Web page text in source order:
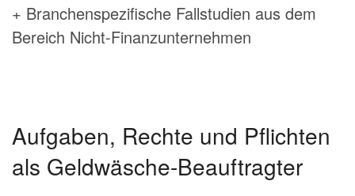
+ Branchenspezifische Fallstudien aus dem
Bereich Nicht-Finanzunternehmen
Aufgaben, Rechte und Pflichten
als Geldwäsche-Beauftragter